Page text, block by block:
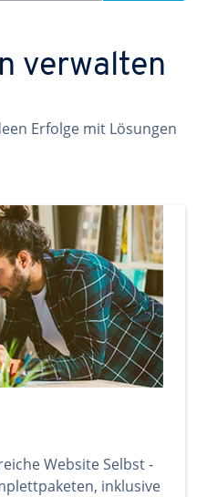
verwalten
Erfolge mit Lösungen
Website Selbst -
inklusive